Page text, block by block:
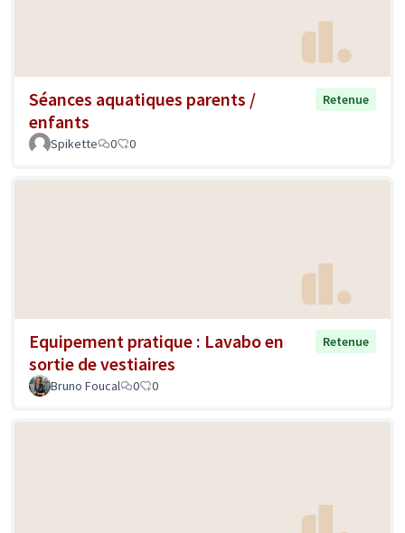
Séances aquatiques parents /
enfants
Retenue
Spikette 0 0
Equipement pratique : Lavabo en
sortie de vestiaires
Retenue
Bruno Foucal 0 0